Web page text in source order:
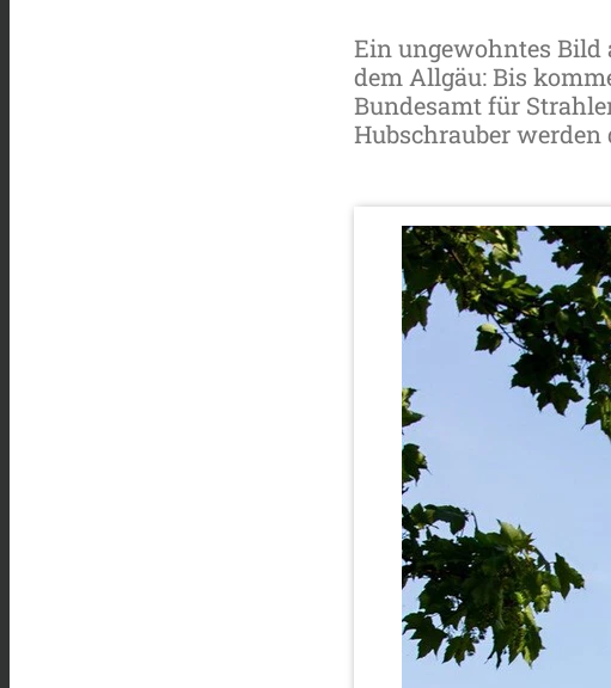
Ein ungewohntes Bild
dem Allgäu: Bis
Bundesamt für
Hubschrauber